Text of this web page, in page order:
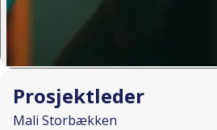
Prosjektleder
Mali Storbækken